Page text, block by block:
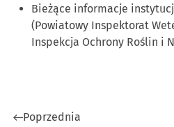
Bieżące informacje
(Powiatowy Inspektorat
Inspekcja Ochrony Roślin i
Poprzednia